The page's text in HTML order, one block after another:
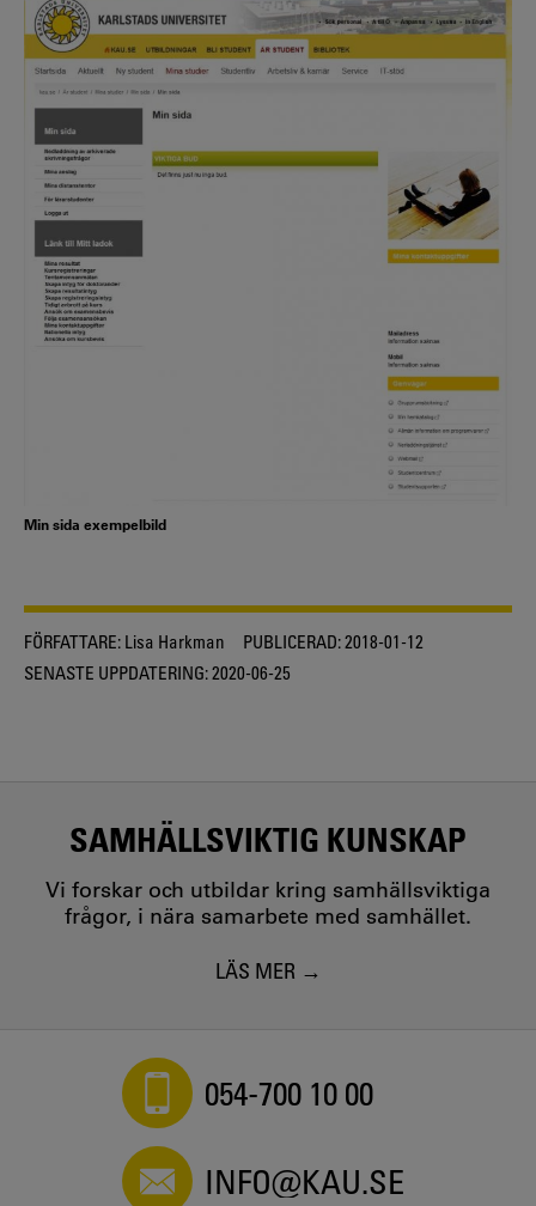
Min sida exempelbild
FÖRFATTARE: Lisa Harkman PUBLICERAD:2018-01-12
SENASTE UPPDATERING:2020-06-25
SAMHÄLLSVIKTIG KUNSKAP
Vi forskar och utbildar kring samhällsviktiga
frågor, i nära samarbete med samhället.
LÄS MER
054-700 10 00
INFO@KAU.SE